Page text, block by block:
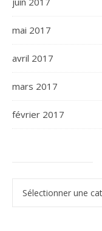
mai 2017
avril 2017
mars 2017
février 2017